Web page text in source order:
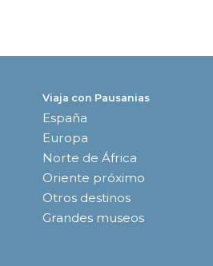
Viaja con Pausanias
España
Europa
Norte de África
Oriente próximo
Otros destinos
Grandes museos